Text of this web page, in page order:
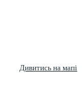
Дивитись на мапі